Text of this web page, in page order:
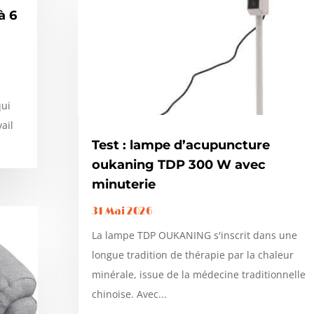
6
Test : lampe d’acupuncture
oukaning TDP 300 W avec
minuterie
31 Mai 2026
La lampe TDP OUKANING s'inscrit dans une
longue tradition de thérapie par la chaleur
minérale, issue de la médecine traditionnelle
chinoise. Avec...